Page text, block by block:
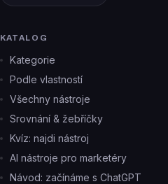
KATALOG
Kategorie
Podle vlastností
Všechny nástroje
Srovnání & žebříčky
Kvíz: najdi nástroj
AI nástroje pro marketéry
Návod: začínáme s ChatGPT